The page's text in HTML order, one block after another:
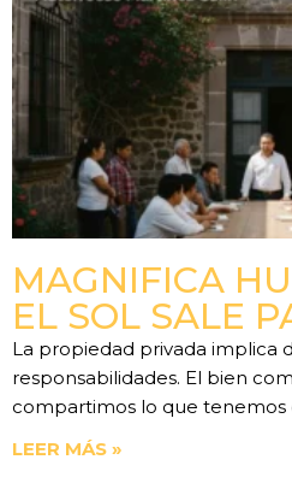
MAGNIFICA
EL SOL SALE
La propiedad privada implica
responsabilidades. El bien
compartimos lo que tenemos
LEER MÁS »